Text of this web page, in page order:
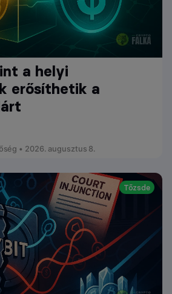
a helyi
erősíthetik a
• 2026. augusztus 8.
Tőzsde